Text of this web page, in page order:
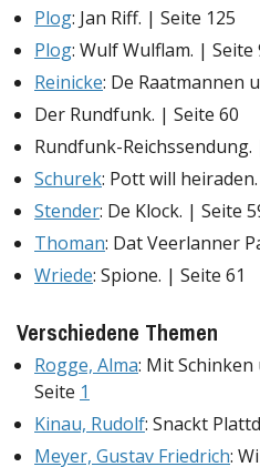
Plog: Jan Riff. | Seite 125
Plog: Wulf Wulflam. | Seite
Reinicke: De Raatmannen
Der Rundfunk. | Seite 60
Rundfunk-Reichssendung.
Schurek: Pott will
Stender: De Klock. | Seite
Thoman: Dat Veerlanner
Wriede: Spione. | Seite 61
Verschiedene Themen
Rogge, Alma: Mit
Seite 1
Kinau, Rudolf: Snackt
Meyer, Gustav Friedrich: